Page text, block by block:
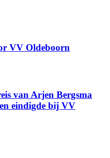
VV Oldeboorn
van Arjen Bergsma
eindigde bij VV